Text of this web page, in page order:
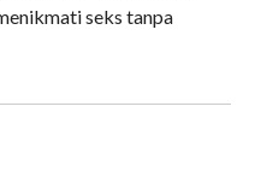
seks tanpa